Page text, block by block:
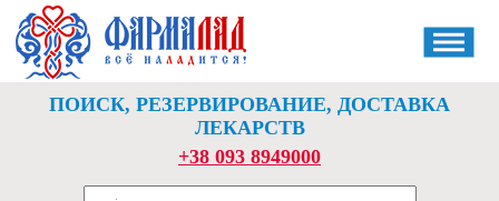
ПОИСК, РЕЗЕРВИРОВАНИЕ, ДОСТАВКА
ЛЕКАРСТВ
+38 093 8949000